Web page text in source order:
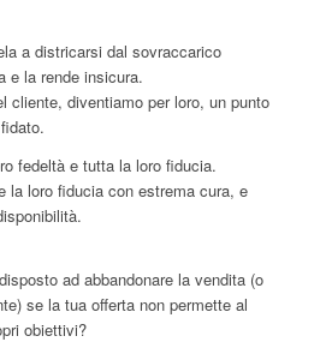
a districarsi dal sovraccarico
e la rende insicura.
cliente, diventiamo per loro, un punto
fedeltà e tutta la loro fiducia.
la loro fiducia con estrema cura, e
ad abbandonare la vendita (o
se la tua offerta non permette al
obiettivi?